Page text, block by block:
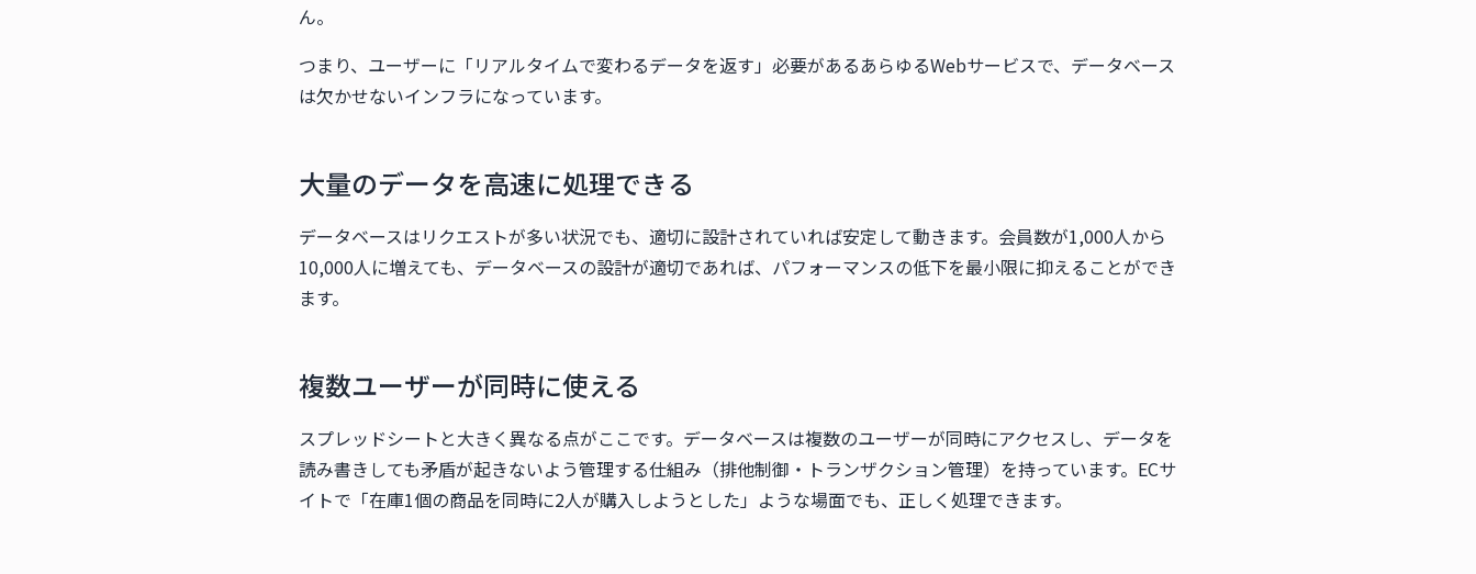
ん。
つまり、ユーザーに「リアルタイムで変わるデータを返す」必要があるあらゆるWebサービスで、データベース
は欠かせないインフラになっています。
大量のデータを高速に処理できる
データベースはリクエストが多い状況でも、適切に設計されていれば安定して動きます。会員数が1,000人から
10,000人に増えても、データベースの設計が適切であれば、パフォーマンスの低下を最小限に抑えることができ
ます。
複数ユーザーが同時に使える
スプレッドシートと大きく異なる点がここです。データベースは複数のユーザーが同時にアクセスし、データを
読み書きしても矛盾が起きないよう管理する仕組み（排他制御・トランザクション管理）を持っています。ECサ
イトで「在庫1個の商品を同時に2人が購入しようとした」ような場面でも、正しく処理できます。